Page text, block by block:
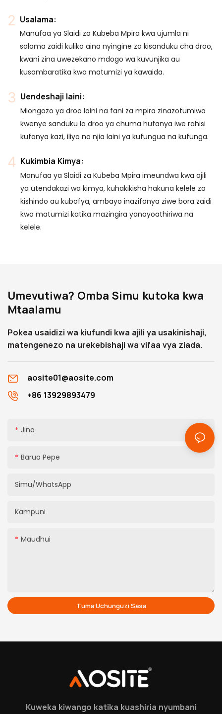
Usalama:
Manufaa ya Slaidi za Kubeba Mpira kwa ujumla ni
salama zaidi kuliko aina nyingine za kisanduku cha droo,
kwani zina uwezekano mdogo wa kuvunjika au
kusambaratika kwa matumizi ya kawaida.
Uendeshaji laini:
Miongozo ya droo laini na fani za mpira zinazotumiwa
kwenye sanduku la droo ya chuma hufanya iwe rahisi
kufanya kazi, iliyo na njia laini ya kufungua na kufunga.
Kukimbia Kimya:
Manufaa ya Slaidi za Kubeba Mpira imeundwa kwa ajili
ya utendakazi wa kimya, kuhakikisha hakuna kelele za
kishindo au kubofya, ambayo inazifanya ziwe bora zaidi
kwa matumizi katika mazingira yanayoathiriwa na
kelele.
Umevutiwa? Omba Simu kutoka kwa
Mtaalamu
Pokea usaidizi wa kiufundi kwa ajili ya usakinishaji,
matengenezo na urekebishaji wa vifaa vya ziada.
aosite01@aosite.com
+86 13929893479
Jina
Barua Pepe
Simu/WhatsApp
Kampuni
Maudhui
Tuma Uchunguzi Sasa
Kuweka kiwango katika kuashiria nyumbani